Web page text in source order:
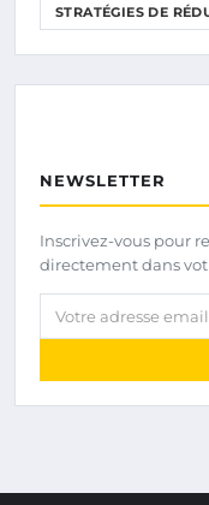
STRATÉGIES DE
NEWSLETTER
Inscrivez-vous pour
directement dans
Votre adresse email